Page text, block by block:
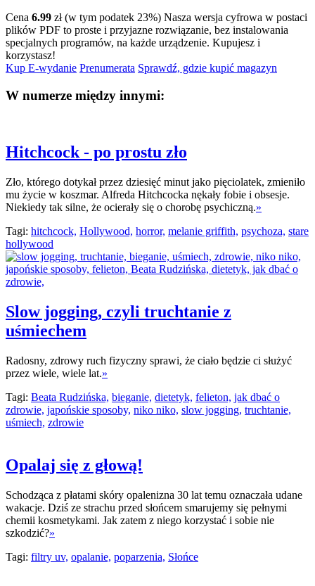
Cena 6.99 zł (w tym podatek 23%) Nasza wersja cyfrowa w postaci
plików PDF to proste i przyjazne rozwiązanie, bez instalowania
specjalnych programów, na każde urządzenie. Kupujesz i
korzystasz!
Kup E-wydanie Prenumerata Sprawdź, gdzie kupić magazyn
W numerze między innymi:
Hitchcock - po prostu zło
Zło, którego dotykał przez dziesięć minut jako pięciolatek, zmieniło
mu życie w koszmar. Alfreda Hitchcocka nękały fobie i obsesje.
Niekiedy tak silne, że ocierały się o chorobę psychiczną.»
Tagi: hitchcock, Hollywood, horror, melanie griffith, psychoza, stare
hollywood
Slow jogging, czyli truchtanie z
uśmiechem
Radosny, zdrowy ruch fizyczny sprawi, że ciało będzie ci służyć
przez wiele, wiele lat.»
Tagi: Beata Rudzińska, bieganie, dietetyk, felieton, jak dbać o
zdrowie, japońskie sposoby, niko niko, slow jogging, truchtanie,
uśmiech, zdrowie
Opalaj się z głową!
Schodząca z płatami skóry opalenizna 30 lat temu oznaczała udane
wakacje. Dziś ze strachu przed słońcem smarujemy się pełnymi
chemii kosmetykami. Jak zatem z niego korzystać i sobie nie
szkodzić?»
Tagi: filtry uv, opalanie, poparzenia, Słońce